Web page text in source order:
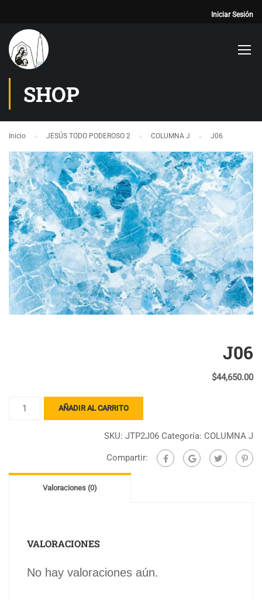
Iniciar Sesión
SHOP
Inicio JESÚS TODO PODEROSO 2 COLUMNA J J06
J06
$44,650.00
AÑADIR AL CARRITO
SKU: JTP2J06 Categoría: COLUMNA J
Compartir:
Valoraciones (0)
VALORACIONES
No hay valoraciones aún.